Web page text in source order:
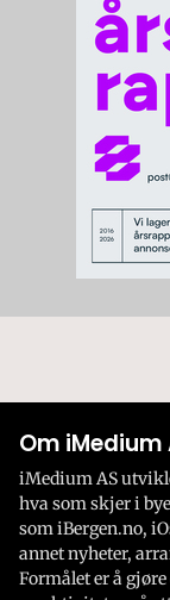
Om iMedium
iMedium AS
hva som skjer i
som iBergen.no,
annet nyheter,
Formålet er å